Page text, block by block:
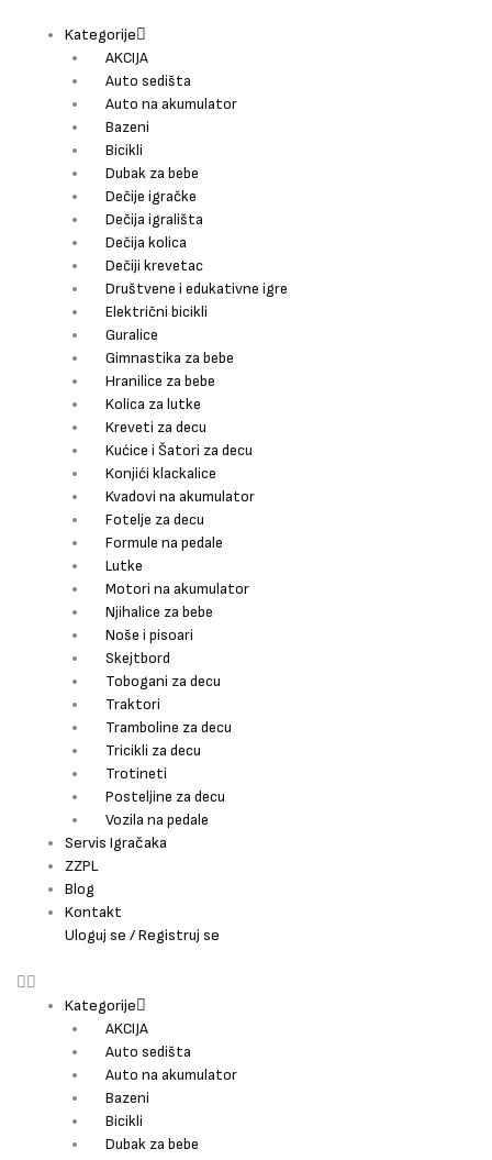
Kategorije
AKCIJA
Auto sedišta
Auto na akumulator
Bazeni
Bicikli
Dubak za bebe
Dečije igračke
Dečija igrališta
Dečija kolica
Dečiji krevetac
Društvene i edukativne igre
Električni bicikli
Guralice
Gimnastika za bebe
Hranilice za bebe
Kolica za lutke
Kreveti za decu
Kućice i Šatori za decu
Konjići klackalice
Kvadovi na akumulator
Fotelje za decu
Formule na pedale
Lutke
Motori na akumulator
Njihalice za bebe
Noše i pisoari
Skejtbord
Tobogani za decu
Traktori
Tramboline za decu
Tricikli za decu
Trotineti
Posteljine za decu
Vozila na pedale
Servis Igračaka
ZZPL
Blog
Kontakt
Uloguj se / Registruj se
Kategorije
AKCIJA
Auto sedišta
Auto na akumulator
Bazeni
Bicikli
Dubak za bebe
Licencirani
akumulator